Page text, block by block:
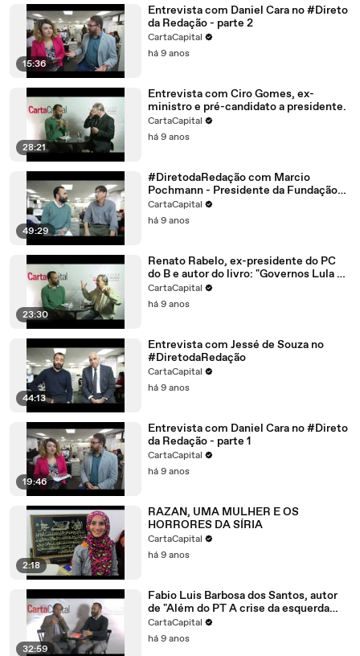
15:36
Entrevista com Daniel Cara no #Direto
da Redação - parte 2
CartaCapital
há 9 anos
28:21
Entrevista com Ciro Gomes, ex-
ministro e pré-candidato a presidente.
CartaCapital
há 9 anos
49:29
#DiretodaRedação com Marcio
Pochmann - Presidente da Fundação
Perseu Abramo
CartaCapital
há 9 anos
23:30
Renato Rabelo, ex-presidente do PC
do B e autor do livro: "Governos Lula e
Dilma: Um ciclo golpeado"
CartaCapital
há 9 anos
44:13
Entrevista com Jessé de Souza no
#DiretodaRedação
CartaCapital
há 9 anos
19:46
Entrevista com Daniel Cara no #Direto
da Redação - parte 1
CartaCapital
há 9 anos
2:18
RAZAN, UMA MULHER E OS
HORRORES DA SÍRIA
CartaCapital
há 9 anos
32:59
Fabio Luis Barbosa dos Santos, autor
de "Além do PT A crise da esquerda
brasileira em perspectiva
CartaCapital
há 9 anos